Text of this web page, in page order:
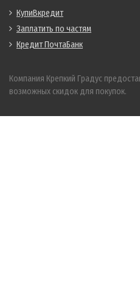
КупиВкредит
Заплатить по частям
Кредит ПочтаБанк
Компания Крепкий Градус
возможных скидок для покупок.